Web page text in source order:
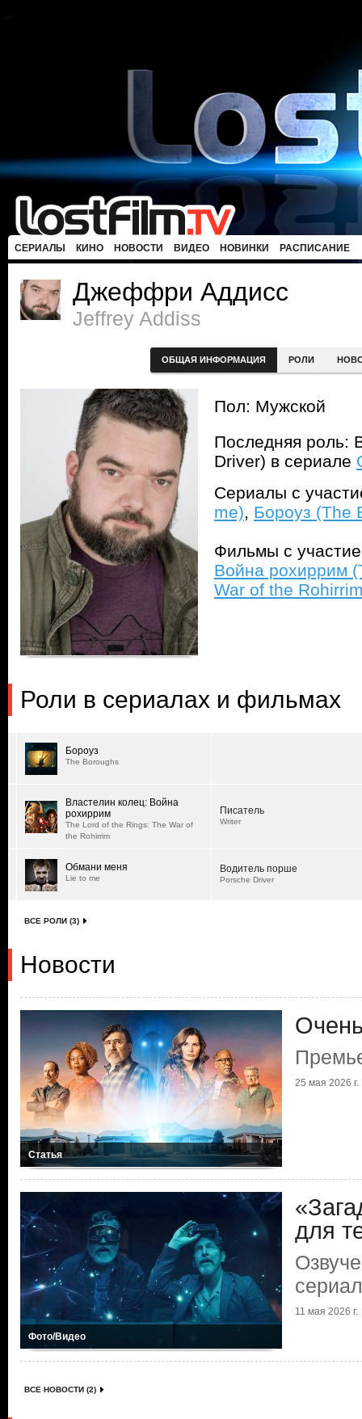
СЕРИАЛЫ КИНО НОВОСТИ ВИДЕО НОВИНКИ РАСПИСАНИЕ
Джеффри Аддисс
Jeffrey Addiss
ОБЩАЯ ИНФОРМАЦИЯ РОЛИ
Пол: Мужской
Последняя роль:
Driver) в сериале
Сериалы с
me), Бороуз (The
Фильмы с
Война рохиррим
War of the
Роли в сериалах и фильмах
Бороуз
The Boroughs
Властелин колец: Война
рохиррим
The Lord of the Rings: The War of
the Rohirrim
Писатель
Writer
Обмани меня
Lie to me
Водитель порше
Porsche Driver
ВСЕ РОЛИ (3)
Новости
Статья
25 мая 2026 г.
Фото/Видео
для
11 мая 2026 г.
ВСЕ НОВОСТИ (2)